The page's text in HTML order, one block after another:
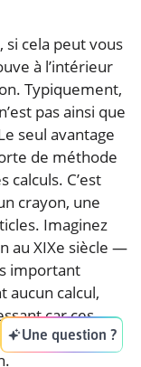
si cela peut vous
à l’intérieur
Typiquement,
pas ainsi que
seul avantage
de méthode
calculs. C’est
crayon, une
Imaginez
au XIXe siècle —
important
aucun calcul,
car ces
représentaient
Une question ?